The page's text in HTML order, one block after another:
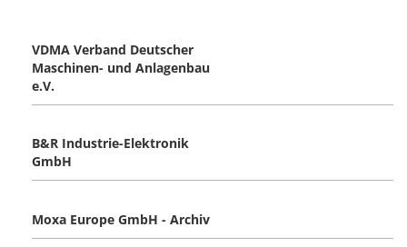
VDMA Verband Deutscher
Maschinen- und Anlagenbau
e.V.
B&R Industrie-Elektronik
GmbH
Moxa Europe GmbH - Archiv